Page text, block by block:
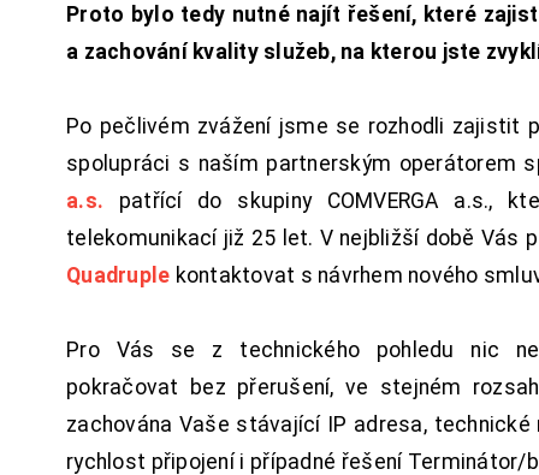
Proto bylo tedy nutné najít řešení, které
a zachování kvality služeb, na kterou jste
Po pečlivém zvážení jsme se rozhodli zajistit
spolupráci s naším partnerským operátorem
a.s. patřící do skupiny COMVERGA a.s.,
telekomunikací již 25 let. V nejbližší době Vás
Quadruple kontaktovat s návrhem nového
Pro Vás se z technického pohledu nic
pokračovat bez přerušení, ve stejném
zachována Vaše stávající IP adresa, technické
rychlost připojení i případné řešení Terminátor/